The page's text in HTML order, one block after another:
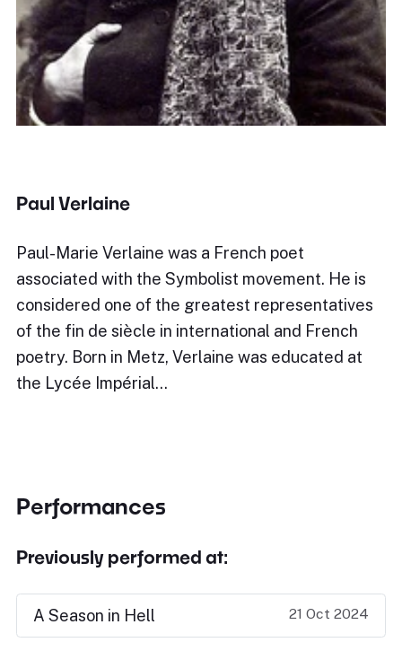
Paul Verlaine
Paul-Marie Verlaine was a French poet
associated with the Symbolist movement. He is
considered one of the greatest representatives
of the fin de siècle in international and French
poetry. Born in Metz, Verlaine was educated at
the Lycée Impérial…
Performances
Previously performed at:
A Season in Hell 21 Oct 2024